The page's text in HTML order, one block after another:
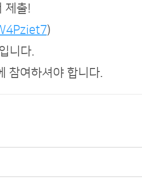
제출!
)
니다.
참여하셔야 합니다.